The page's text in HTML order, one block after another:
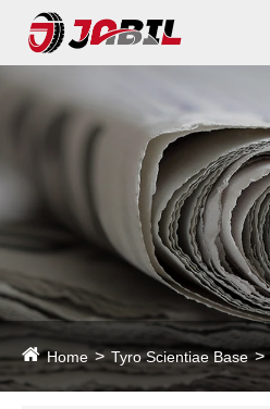
Home Tyro Scientiae Base